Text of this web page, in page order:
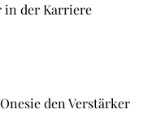
in der Karriere
den Verstärker